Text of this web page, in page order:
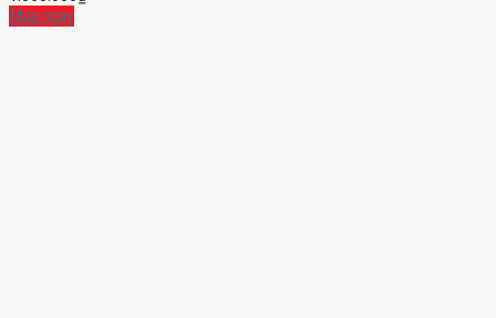
Mua ngay